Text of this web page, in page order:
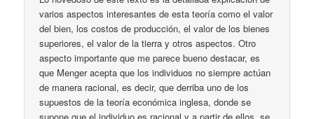
varios aspectos interesantes de esta teoría como el valor
del bien, los costos de producción, el valor de los bienes
superiores, el valor de la tierra y otros aspectos. Otro
aspecto importante que me parece bueno destacar, es
que Menger acepta que los individuos no siempre actúan
de manera racional, es decir, que derriba uno de los
supuestos de la teoría económica inglesa, donde se